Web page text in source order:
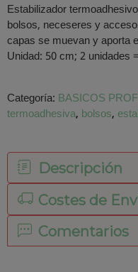
Estabilizador
bolsos, neceseres y
capas se muevan y aporta
Unidad: 50 cm; 2 unidades
Categoría: BASICOS
termoadhesiva bolsos
Descripción
Costes de
Comentarios